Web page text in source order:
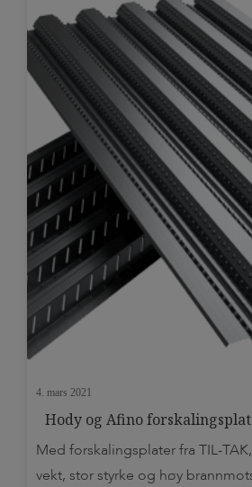
4. mars 2021
Hody og Afino
Med forskalingsplater fra TIL-
vekt, stor styrke og høy